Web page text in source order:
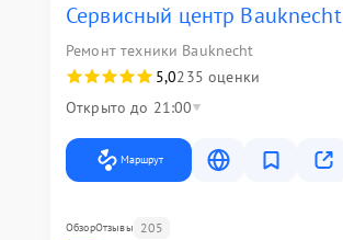
Сервисный центр Bauknecht
Ремонт техники Bauknecht
5,0235 оценки
Открыто до 21:00
Маршрут
ОбзорОтзывы 205